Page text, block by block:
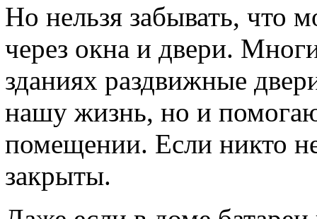
Но нельзя забывать, что
через окна и двери.
зданиях раздвижные
нашу жизнь, но и
помещении. Если никто
закрыты.